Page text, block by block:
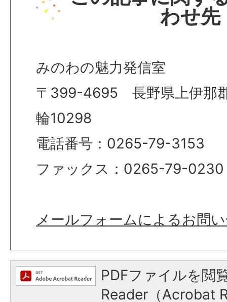
わせ先
みのわの魅力発信室
〒399-4695 長野県上伊那
輪10298
電話番号：0265-79-3153
ファックス：0265-79-0230
メールフォームによるお問
PDFファイルを閲
Reader（Acrobat